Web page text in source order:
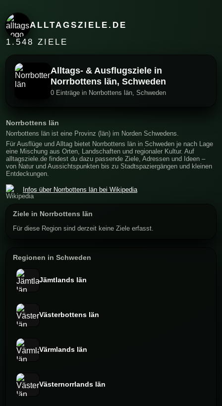
ALLTAGSZIELE.DE
1.548 ZIELE
Alltags- & Ausflugsziele in
Norrbottens län, Schweden
0 Einträge in Norrbottens län, Schweden
Norrbottens län
Norrbottens län ist eine Provinz (län) im Norden Schwedens.
Für Ausflüge und Alltag bietet Norrbottens län in Schweden je nach Lage
eine Mischung aus Orten, Landschaften und regionaler Kultur. Auf
alltagsziele.de findest du dazu passende Ziele, Adressen und Ideen –
von Natur und Aussichtspunkten bis zu Stadtspaziergängen und kleinen
Entdeckungen.
Infos über Norrbottens län bei Wikipedia
Ziele in Norrbottens län
Für diese Region sind derzeit keine Ziele erfasst.
Regionen in Schweden
Jämtlands län
Västerbottens län
Värmlands län
Västernorrlands län